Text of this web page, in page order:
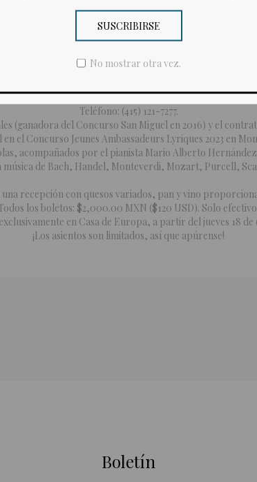
Detalles Contáctanos
de fondos de la temporada: el 9º
a las 2:00 PM en Casa de Europa, San Francisco 23, Centro.
Teléfono: (415) 121-7277.
(ganadora del Concurso San Miguel en 2016) y el
en el Concurso Jeunes Ambassadeurs Lyriques 2023 en
acompañados por el pianista Mario Alberto
de Bach, Handel, Monteverdi, Mozart, Purcell,
recepción con quesos variados, pan y vino
los boletos: $2,000.00 MXN ($120 USD). Solo
en Casa de Europa, a partir del jueves 18
¡Los asientos son limitados, así que apúrense!
Boletín
SUSCRIBIRSE
No mostrar otra vez.